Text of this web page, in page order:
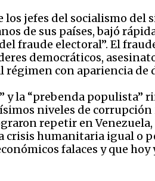
jefes del socialismo del
de sus países, bajó
fraude electoral”. El
democráticos,
régimen con apariencia de
y la “prebenda populista”
niveles de
repetir en
crisis humanitaria igual o
falaces y que